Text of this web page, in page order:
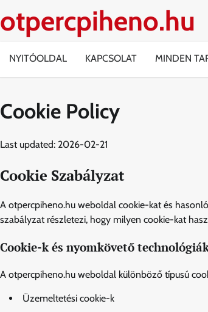
to
content
otpercpiheno.hu
NYITÓOLDAL KAPCSOLAT MINDEN
Cookie Policy
Last updated: 2026-02-21
Cookie Szabályzat
A otpercpiheno.hu weboldal cookie-kat és
szabályzat részletezi, hogy milyen cookie-kat
Cookie-k és nyomkövető
A otpercpiheno.hu weboldal különböző típusú
Üzemeltetési cookie-k